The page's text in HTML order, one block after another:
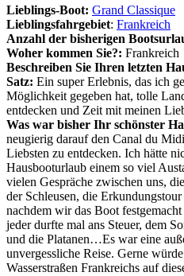
Lieblings-Boot: Grand Classique
Lieblingsfahrgebiet: Frankreich
Anzahl der bisherigen
Woher kommen Sie?: Frankreich
Beschreiben Sie Ihren letzten
Satz: Ein super Erlebnis, das ich
Möglichkeit gegeben hat, tolle
entdecken und Zeit mit meinen
Was war bisher Ihr schönster
neugierig darauf den Canal du
Liebsten zu entdecken. Ich hätte
Hausbooturlaub einem so viel
vielen Gespräche zwischen uns,
der Schleusen, die
nachdem wir das Boot
jeder durfte mal ans Steuer, dem
und die Platanen…Es war eine
unvergessliche Reise. Gerne
Wasserstraßen Frankreichs auf